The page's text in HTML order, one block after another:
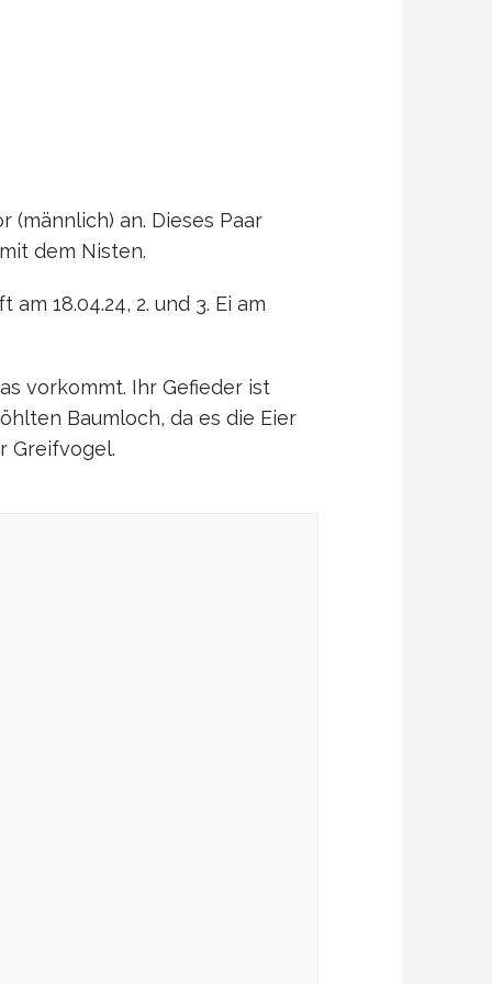
(männlich) an. Dieses Paar
dem Nisten.
am 18.04.24, 2. und 3. Ei am
vorkommt. Ihr Gefieder ist
Baumloch, da es die Eier
Greifvogel.